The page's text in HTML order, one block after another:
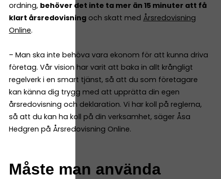
ordning, behöver det inte ta mer än 15 minuter att få
klart årsredovisning och skatt med Årsredovisning
Online.
– Man ska inte behöva vara ekonom för att kunna driva
företag. Vår vision har varit att baka in allt krångligt
regelverk i en smart tjänst, så att du som företagare
kan känna dig trygg med att upprätta din egen
årsredovisning och deklaration. Vi har koll på reglerna,
så att du kan ha koll på din verksamhet, säger Åsa
Hedgren på Årsredovisning Online.
Måste man använda